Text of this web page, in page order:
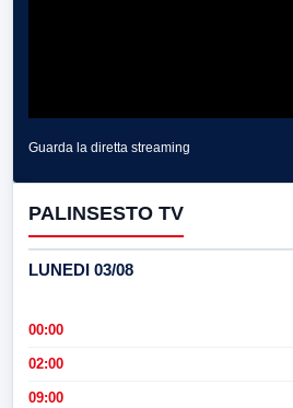
Guarda la diretta streaming
PALINSESTO TV
LUNEDI 03/08
00:00
02:00
09:00